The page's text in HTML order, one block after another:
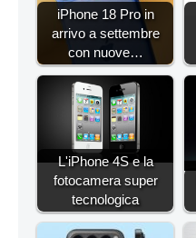
iPhone 18 Pro in
arrivo a settembre
con nuove…
L'iPhone 4S e la
fotocamera super
tecnologica